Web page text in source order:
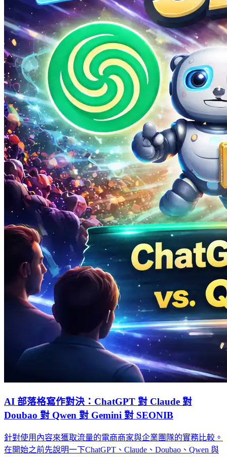
AI 部落格寫作對決：ChatGPT 對 Claude 對
Doubao 對 Qwen 對 Gemini 對 SEONIB
針對使用內容來獲取流量的電商商家與企業團隊的實務比較。
在開始之前先說明一下ChatGPT、Claude、Doubao、Qwen 與